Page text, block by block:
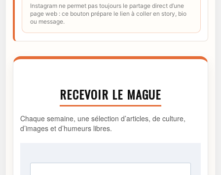
Instagram ne permet pas toujours le partage direct d’une
page web : ce bouton prépare le lien à coller en story, bio
ou message.
RECEVOIR LE MAGUE
Chaque semaine, une sélection d’articles, de culture,
d’images et d’humeurs libres.